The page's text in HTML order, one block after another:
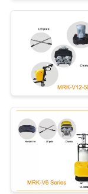
ΕΛΆΤΕ
ΕΠΑΦΉ
ΜΕ
ΕΙΔΉΣΕΙΣ
SITEMAP